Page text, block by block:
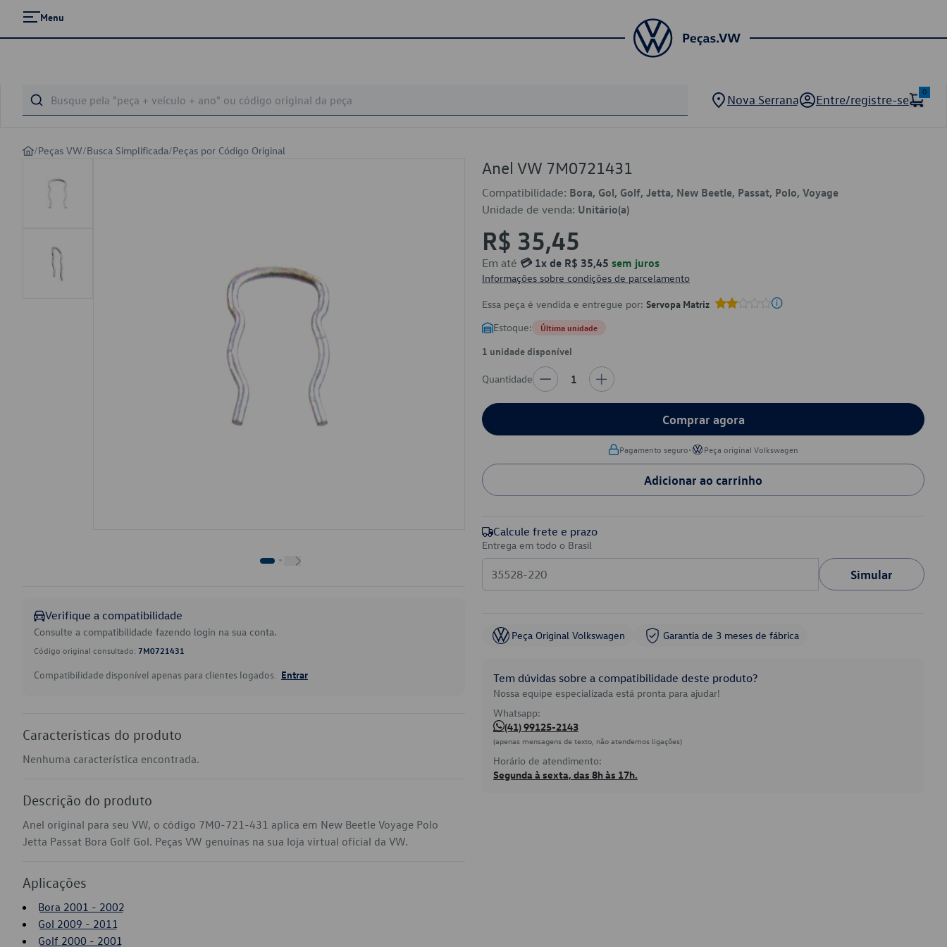
Menu
Nova Serrana Entre/registre-se
0
/Peças VW/Busca Simplificada/Peças por Código Original
Verifique a compatibilidade
Consulte a compatibilidade fazendo login na sua conta.
Código original consultado: 7M0721431
Compatibilidade disponível apenas para clientes logados. Entrar
Características do produto
Nenhuma característica encontrada.
Descrição do produto
Anel original para seu VW, o código 7M0-721-431 aplica em New Beetle Voyage Polo
Jetta Passat Bora Golf Gol. Peças VW genuínas na sua loja virtual oficial da VW.
Aplicações
Bora 2001 - 2002
Gol 2009 - 2011
Golf 2000 - 2001
Anel VW 7M0721431
Compatibilidade: Bora, Gol, Golf, Jetta, New Beetle, Passat, Polo, Voyage
Unidade de venda: Unitário(a)
R$ 35,45
Em até 💳 1x de R$ 35,45 sem juros
Informações sobre condições de parcelamento
Essa peça é vendida e entregue por: Servopa Matriz
Estoque: Última unidade
1 unidade disponível
Quantidade 1
Comprar agora
Pagamento seguro• Peça original Volkswagen
Adicionar ao carrinho
Calcule frete e prazo
Entrega em todo o Brasil
Simular
Peça Original Volkswagen Garantia de 3 meses de fábrica
Tem dúvidas sobre a compatibilidade deste produto?
Nossa equipe especializada está pronta para ajudar!
Whatsapp:
(41) 99125-2143
(apenas mensagens de texto, não atendemos ligações)
Horário de atendimento:
Segunda à sexta, das 8h às 17h.